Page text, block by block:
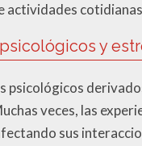
actividades
y
psicológicos
veces, las
sus